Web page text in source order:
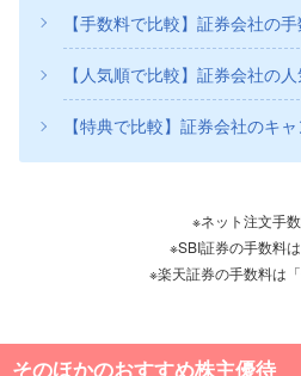
【手数料で比較】証券会社の
【人気順で比較】証券会社の
【特典で比較】証券会社のキ
※ネット注文手
※SBI証券の手数料
※楽天証券の手数料は
そのほかのおすすめ株主優待